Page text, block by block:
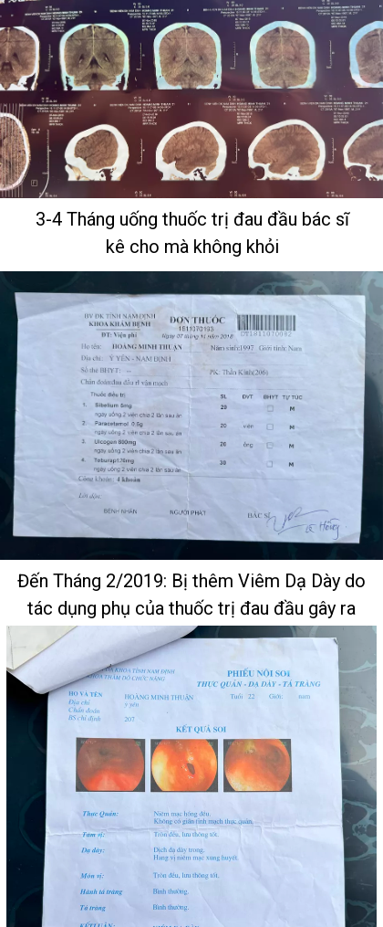
3-4 Tháng uống thuốc trị đau đầu bác sĩ
kê cho mà không khỏi
Đến Tháng 2/2019: Bị thêm Viêm Dạ Dày do
tác dụng phụ của thuốc trị đau đầu gây ra